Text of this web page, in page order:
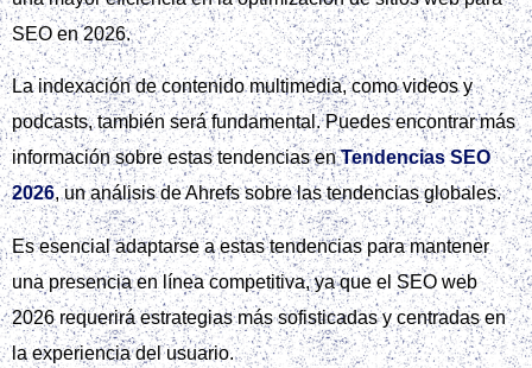
SEO en 2026.
La indexación de contenido multimedia, como videos y
podcasts, también será fundamental. Puedes encontrar más
información sobre estas tendencias enTendencias SEO
2026, un análisis de Ahrefs sobre las tendencias globales.
Es esencial adaptarse a estas tendencias para mantener
una presencia en línea competitiva, ya que el SEO web
2026 requerirá estrategias más sofisticadas y centradas en
la experiencia del usuario.